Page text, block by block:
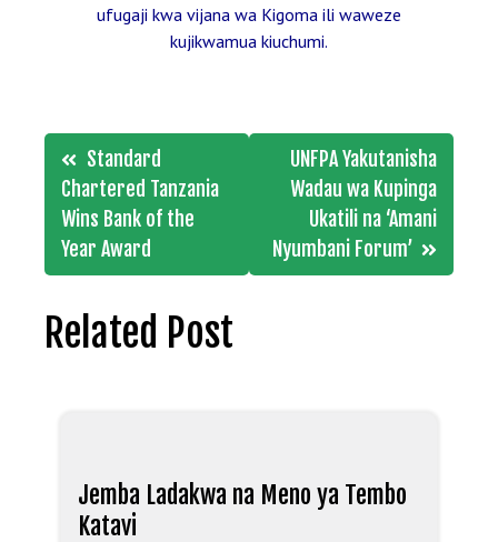
ufugaji kwa vijana wa Kigoma ili waweze
kujikwamua kiuchumi.
Post
navigation
Standard
Chartered Tanzania
Wins Bank of the
Year Award
UNFPA Yakutanisha
Wadau wa Kupinga
Ukatili na ‘Amani
Nyumbani Forum’
Related Post
Jemba Ladakwa na Meno ya Tembo
Katavi